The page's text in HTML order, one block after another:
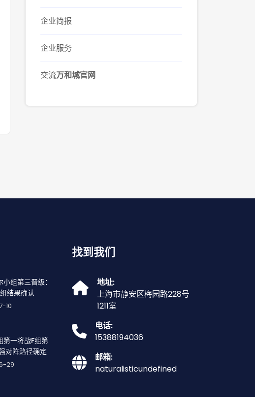
企业简报
企业服务
交流万和城官网
小组第三晋级：
结果确认
10
第一将战F组第
对阵路径确定
29
找到我们
地址:
上海市静安区梅园路228号
1211室
电话:
15388194036
邮箱:
naturalisticundefined